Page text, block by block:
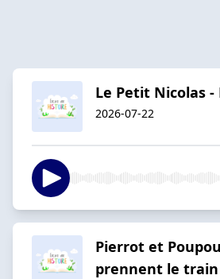
Le Petit Nicolas -
2026-07-22
Pierrot et
prennent le train